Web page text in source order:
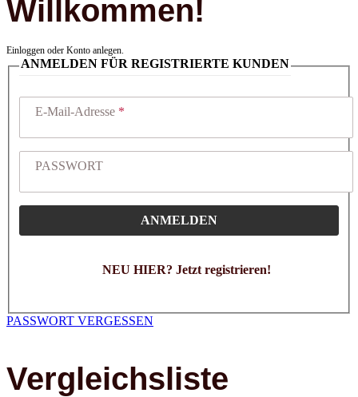
Willkommen!
Einloggen oder Konto anlegen.
ANMELDEN FÜR REGISTRIERTE KUNDEN
E-Mail-Adresse
PASSWORT
ANMELDEN
NEU HIER? Jetzt registrieren!
PASSWORT VERGESSEN
Vergleichsliste